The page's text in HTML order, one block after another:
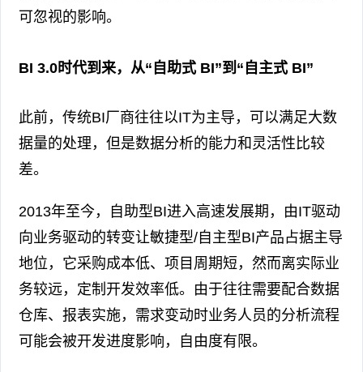
可忽视的影响。
BI 3.0时代到来，从“自助式 BI”到“自主式 BI”
此前，传统BI厂商往往以IT为主导，可以满足大数
据量的处理，但是数据分析的能力和灵活性比较
差。
2013年至今，自助型BI进入高速发展期，由IT驱动
向业务驱动的转变让敏捷型/自主型BI产品占据主导
地位，它采购成本低、项目周期短，然而离实际业
务较远，定制开发效率低。由于往往需要配合数据
仓库、报表实施，需求变动时业务人员的分析流程
可能会被开发进度影响，自由度有限。